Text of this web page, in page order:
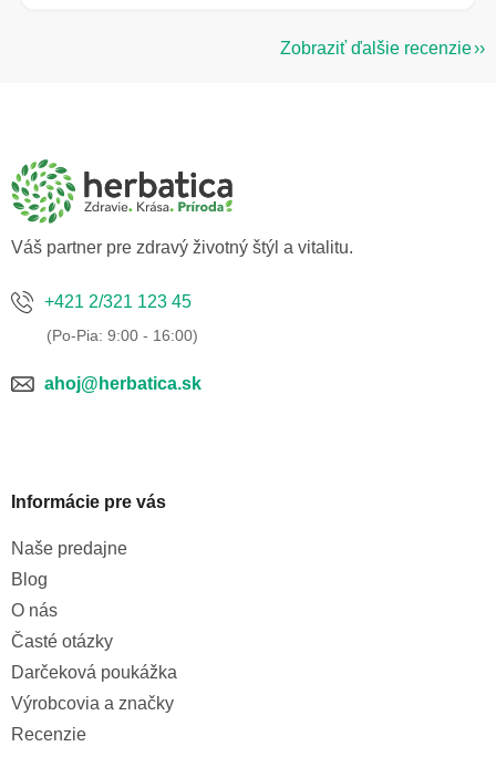
Zobraziť ďalšie recenzie
Váš partner pre zdravý životný štýl a vitalitu.
+421 2/321 123 45
ahoj@herbatica.sk
Informácie pre vás
Naše predajne
Blog
O nás
Časté otázky
Darčeková poukážka
Výrobcovia a značky
Recenzie